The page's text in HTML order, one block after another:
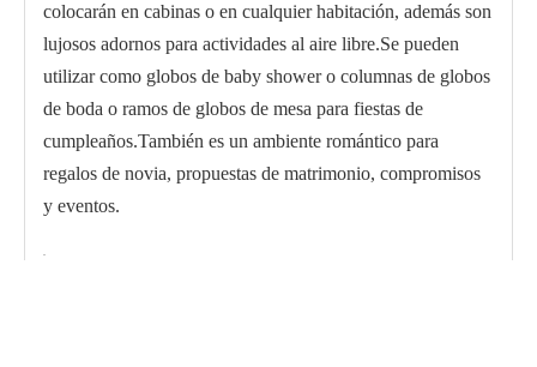
colocarán en cabinas o en cualquier habitación, además son
lujosos adornos para actividades al aire libre.Se pueden
utilizar como globos de baby shower o columnas de globos
de boda o ramos de globos de mesa para fiestas de
cumpleaños.También es un ambiente romántico para
regalos de novia, propuestas de matrimonio, compromisos
y eventos.